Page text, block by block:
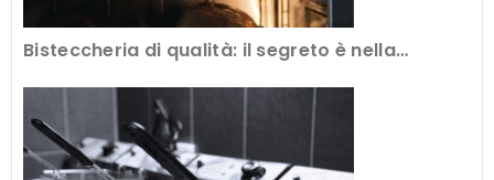
Bisteccheria di qualità: il segreto è nella